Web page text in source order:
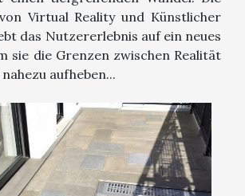
Virtual Reality und Künstlicher
das Nutzererlebnis auf ein neues
sie die Grenzen zwischen Realität
aufheben...